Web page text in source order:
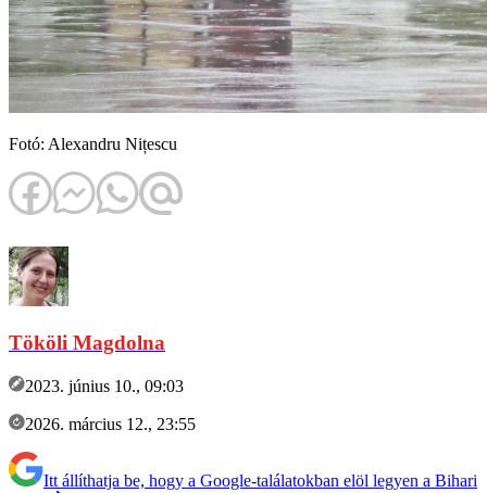
Fotó: Alexandru Nițescu
Tököli Magdolna
2023. június 10., 09:03
2026. március 12., 23:55
Itt állíthatja be, hogy a Google-találatokban elöl legyen a Bihari